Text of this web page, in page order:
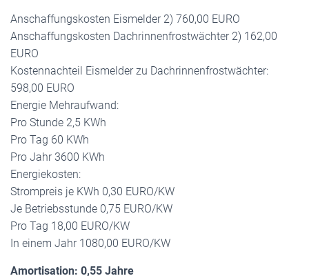
Anschaffungskosten Eismelder 2) 760,00 EURO
Anschaffungskosten Dachrinnenfrostwächter 2) 162,00
EURO
Kostennachteil Eismelder zu Dachrinnenfrostwächter:
598,00 EURO
Energie Mehraufwand:
Pro Stunde 2,5 KWh
Pro Tag 60 KWh
Pro Jahr 3600 KWh
Energiekosten:
Strompreis je KWh 0,30 EURO/KW
Je Betriebsstunde 0,75 EURO/KW
Pro Tag 18,00 EURO/KW
In einem Jahr 1080,00 EURO/KW
Amortisation: 0,55 Jahre